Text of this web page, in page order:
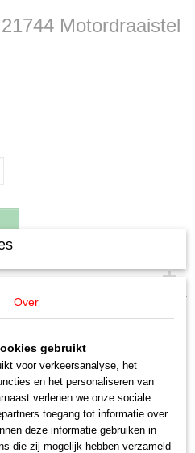
Motordraaistel
21744
Over
gebruikt
voor verkeersanalyse, het
en het personaliseren van
verlenen we onze sociale
toegang tot informatie over
deze informatie gebruiken in
die zij mogelijk hebben verzameld